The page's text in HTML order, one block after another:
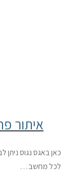
איתור
כאן באגס נגוס
לכל מחשב…